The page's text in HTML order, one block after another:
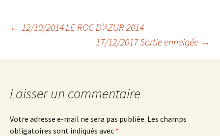
Navigation
des
articles
← 12/10/2014 LE ROC D’AZUR 2014
17/12/2017 Sortie enneigée →
Laisser un commentaire
Votre adresse e-mail ne sera pas publiée. Les champs
obligatoires sont indiqués avec *